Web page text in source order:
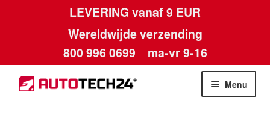
LEVERING vanaf 9 EUR
Wereldwijde verzending
800 996 0699 ma-vr 9-16
Ga
door
Ga
naar
Menu